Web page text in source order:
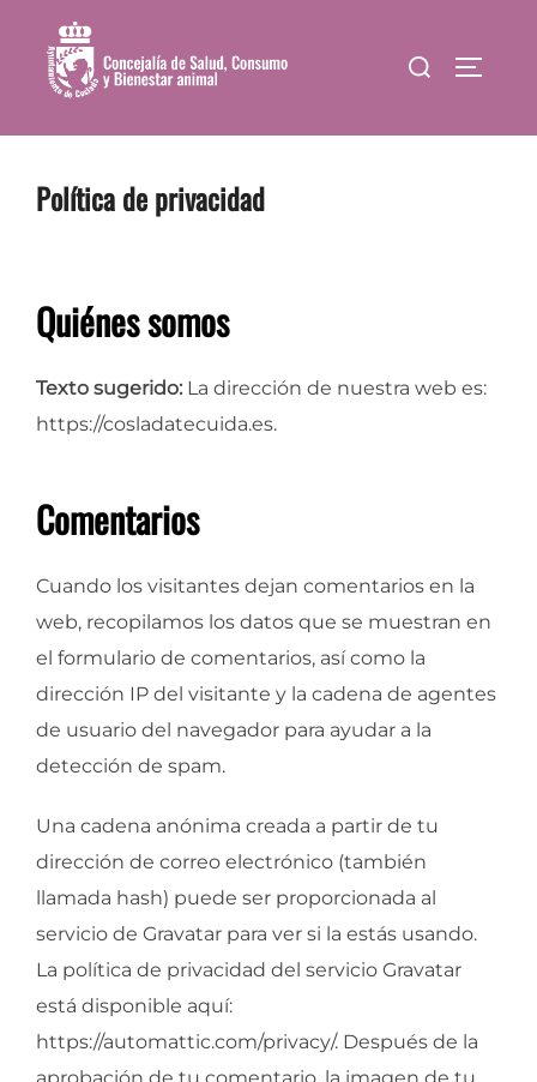
contenido
Buscar:
Política de privacidad
Quiénes somos
Texto sugerido: La dirección de nuestra web es:
https://cosladatecuida.es.
Comentarios
Cuando los visitantes dejan comentarios en la
web, recopilamos los datos que se muestran en
el formulario de comentarios, así como la
dirección IP del visitante y la cadena de agentes
de usuario del navegador para ayudar a la
detección de spam.
Una cadena anónima creada a partir de tu
dirección de correo electrónico (también
llamada hash) puede ser proporcionada al
servicio de Gravatar para ver si la estás usando.
La política de privacidad del servicio Gravatar
está disponible aquí:
https://automattic.com/privacy/. Después de la